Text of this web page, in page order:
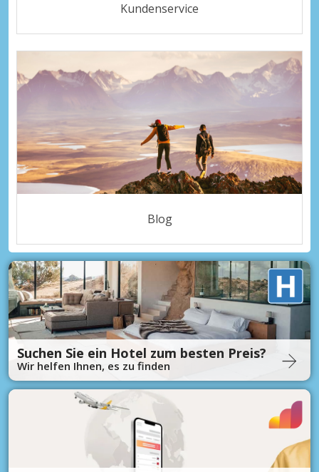
Kundenservice
Blog
Suchen Sie ein Hotel zum besten Preis?
Wir helfen Ihnen, es zu finden